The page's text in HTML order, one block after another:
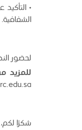
•
الشفافية.
لحضور
للمزيد
شكرًا